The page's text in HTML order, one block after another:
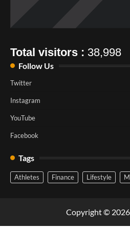
Total visitors : 38,998
Follow Us
Twitter
Instagram
YouTube
Facebook
Tags
Athletes Finance Lifestyle
Copyright © 2026